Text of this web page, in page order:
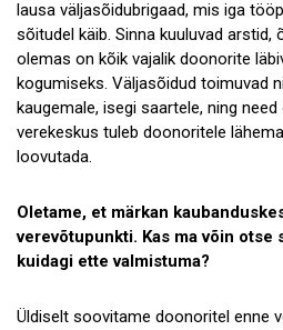
lausa väljasõidubrigaad, mis iga
sõitudel käib. Sinna kuuluvad arstid,
olemas on kõik vajalik doonorite
kogumiseks. Väljasõidud toimuvad
kaugemale, isegi saartele, ning
verekeskus tuleb doonoritele
loovutada.
Oletame, et märkan
verevõtupunkti. Kas ma võin otse
kuidagi ette valmistuma?
Üldiselt soovitame doonoritel enne